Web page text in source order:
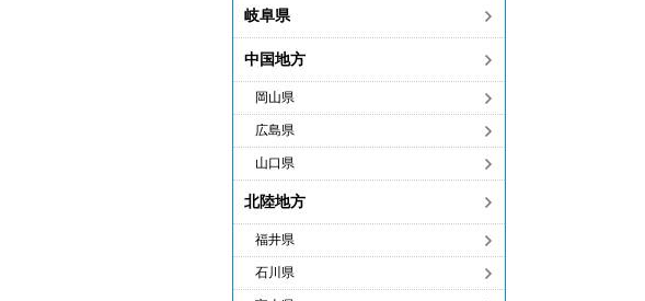
岐阜県
中国地方
岡山県
広島県
山口県
北陸地方
福井県
石川県